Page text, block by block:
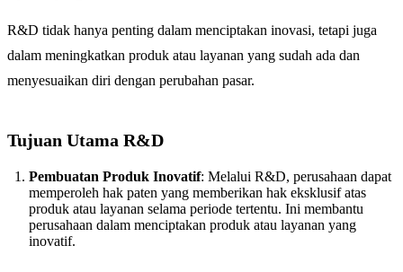
R&D tidak hanya penting dalam menciptakan inovasi, tetapi juga
dalam meningkatkan produk atau layanan yang sudah ada dan
menyesuaikan diri dengan perubahan pasar.
Tujuan Utama R&D
Pembuatan Produk Inovatif: Melalui R&D, perusahaan dapat
memperoleh hak paten yang memberikan hak eksklusif atas
produk atau layanan selama periode tertentu. Ini membantu
perusahaan dalam menciptakan produk atau layanan yang
inovatif.